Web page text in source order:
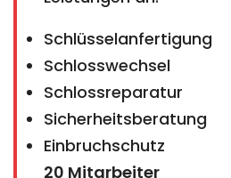
Schlüsselanfertigung
Schlosswechsel
Schlossreparatur
Sicherheitsberatung
Einbruchschutz
20 Mitarbeiter